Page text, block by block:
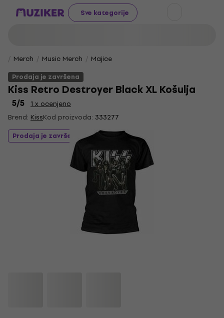
Sve kategorije
Merch Music Merch
Majice
Prodaja je završena
Kiss Retro Destroyer Black XL Košulja
5/5
1 x ocenjeno
Brend: KissKod proizvoda: 333277
Prodaja je završena